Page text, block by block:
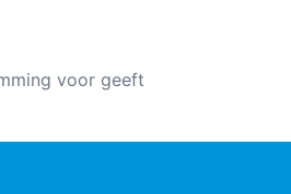
voor geeft